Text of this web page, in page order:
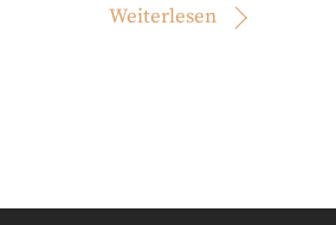
Weiterlesen